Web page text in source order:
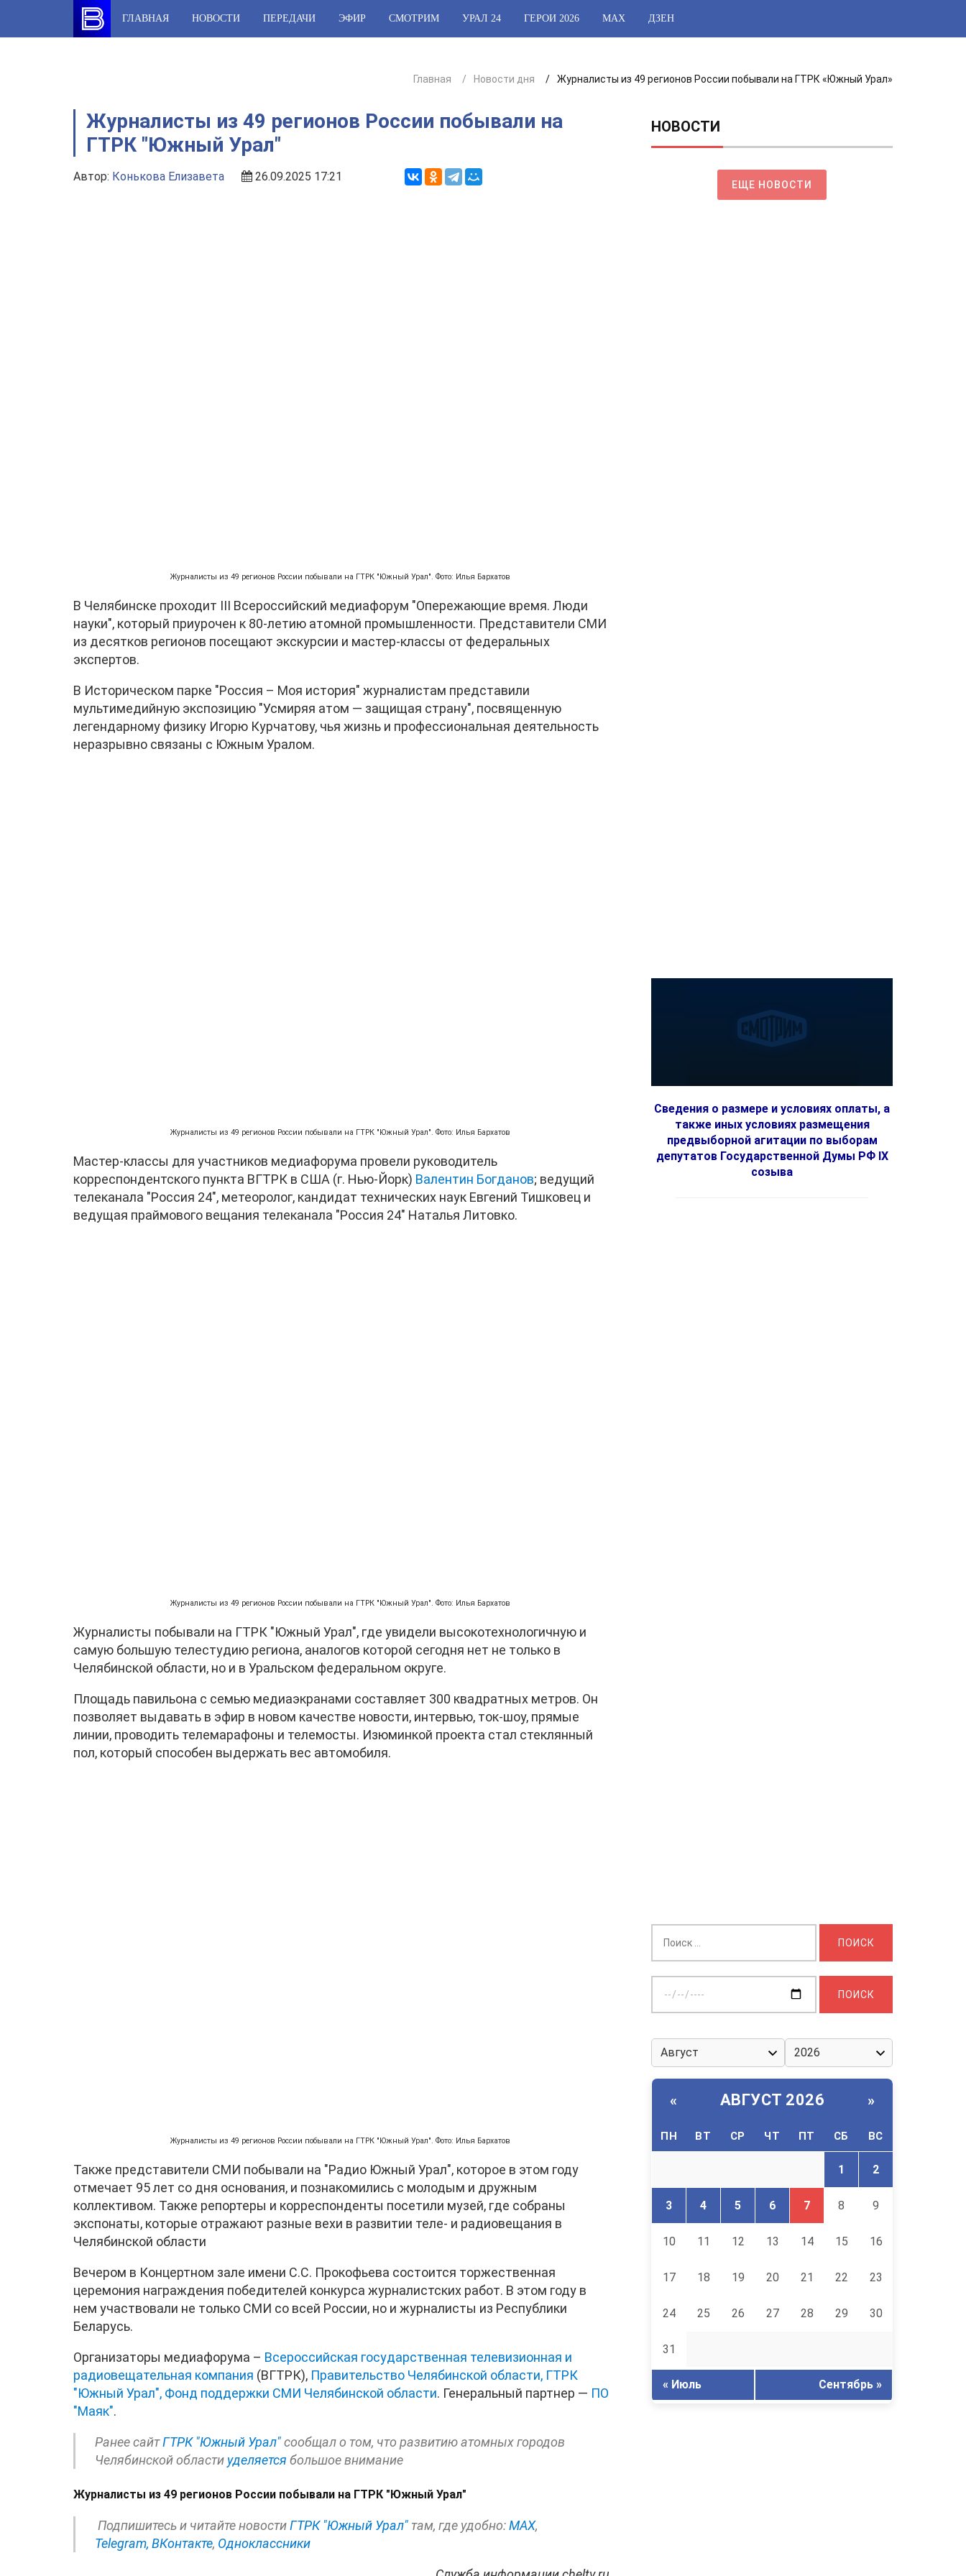
content
ГЛАВНАЯ НОВОСТИ ПЕРЕДАЧИ ЭФИР СМОТРИМ УРАЛ 24 ГЕРОИ 2026 МАХ ДЗЕН
Главная Новости дня Журналисты из 49 регионов России побывали на ГТРК «Южный Урал»
Журналисты из 49 регионов России побывали на
ГТРК "Южный Урал"
Автор: Конькова Елизавета 26.09.2025 17:21
Журналисты из 49 регионов России побывали на ГТРК "Южный Урал". Фото: Илья Бархатов
В Челябинске проходит III Всероссийский медиафорум "Опережающие время. Люди
науки", который приурочен к 80-летию атомной промышленности. Представители СМИ
из десятков регионов посещают экскурсии и мастер-классы от федеральных
экспертов.
В Историческом парке "Россия – Моя история" журналистам представили
мультимедийную экспозицию "Усмиряя атом — защищая страну", посвященную
легендарному физику Игорю Курчатову, чья жизнь и профессиональная деятельность
неразрывно связаны с Южным Уралом.
Журналисты из 49 регионов России побывали на ГТРК "Южный Урал". Фото: Илья Бархатов
Мастер-классы для участников медиафорума провели руководитель
корреспондентского пункта ВГТРК в США (г. Нью-Йорк) Валентин Богданов; ведущий
телеканала "Россия 24", метеоролог, кандидат технических наук Евгений Тишковец и
ведущая праймового вещания телеканала "Россия 24" Наталья Литовко.
Журналисты из 49 регионов России побывали на ГТРК "Южный Урал". Фото: Илья Бархатов
Журналисты побывали на ГТРК "Южный Урал", где увидели высокотехнологичную и
самую большую телестудию региона, аналогов которой сегодня нет не только в
Челябинской области, но и в Уральском федеральном округе.
Площадь павильона с семью медиаэкранами составляет 300 квадратных метров. Он
позволяет выдавать в эфир в новом качестве новости, интервью, ток-шоу, прямые
линии, проводить телемарафоны и телемосты. Изюминкой проекта стал стеклянный
пол, который способен выдержать вес автомобиля.
Журналисты из 49 регионов России побывали на ГТРК "Южный Урал". Фото: Илья Бархатов
Также представители СМИ побывали на "Радио Южный Урал", которое в этом году
отмечает 95 лет со дня основания, и познакомились с молодым и дружным
коллективом. Также репортеры и корреспонденты посетили музей, где собраны
экспонаты, которые отражают разные вехи в развитии теле- и радиовещания в
Челябинской области
Вечером в Концертном зале имени С.С. Прокофьева состоится торжественная
церемония награждения победителей конкурса журналистских работ. В этом году в
нем участвовали не только СМИ со всей России, но и журналисты из Республики
Беларусь.
Организаторы медиафорума – Всероссийская государственная телевизионная и
радиовещательная компания (ВГТРК), Правительство Челябинской области, ГТРК
"Южный Урал", Фонд поддержки СМИ Челябинской области. Генеральный партнер — ПО
"Маяк".
Ранее сайтГТРК "Южный Урал"сообщал о том, что развитию атомных городов
Челябинской области уделяется большое внимание
Журналисты из 49 регионов России побывали на ГТРК "Южный Урал"
Подпишитесь и читайте новостиГТРК "Южный Урал" там, где удобно:МАХ,
Telegram, ВКонтакте, Одноклассники
НОВОСТИ
ЕЩЕ НОВОСТИ
Сведения о размере и условиях оплаты, а
также иных условиях размещения
предвыборной агитации по выборам
депутатов Государственной Думы РФ IX
созыва
дату:
« АВГУСТ 2026 »
ПН ВТ СР ЧТ ПТ СБ ВС
1 2
3 4 5 6 7 8 9
10 11 12 13 14 15 16
17 18 19 20 21 22 23
24 25 26 27 28 29 30
31
« Июль Сентябрь »